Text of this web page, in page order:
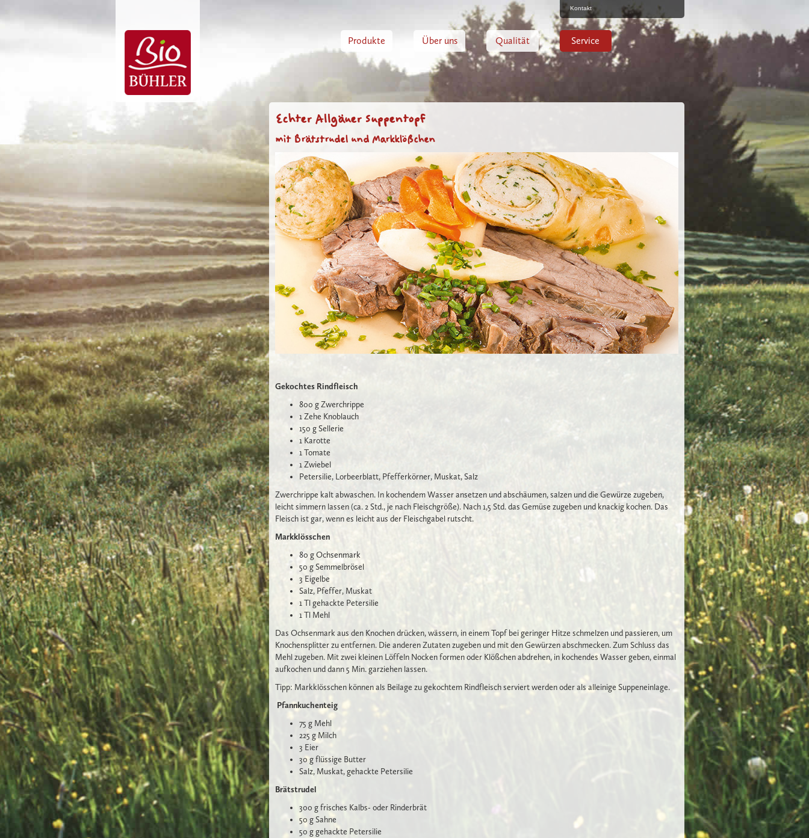
Kontakt
Produkte Über uns Qualität Service
Echter Allgäuer Suppentopf
mit Brätstrudel und Markklößchen
Gekochtes Rindfleisch
800 g Zwerchrippe
1 Zehe Knoblauch
150 g Sellerie
1 Karotte
1 Tomate
1 Zwiebel
Petersilie, Lorbeerblatt, Pfefferkörner, Muskat, Salz
Zwerchrippe kalt abwaschen. In kochendem Wasser ansetzen und abschäumen, salzen und die Gewürze zugeben,
leicht simmern lassen (ca. 2 Std., je nach Fleischgröße). Nach 1,5 Std. das Gemüse zugeben und knackig kochen. Das
Fleisch ist gar, wenn es leicht aus der Fleischgabel rutscht.
Markklösschen
80 g Ochsenmark
50 g Semmelbrösel
3 Eigelbe
Salz, Pfeffer, Muskat
1 Tl gehackte Petersilie
1 Tl Mehl
Das Ochsenmark aus den Knochen drücken, wässern, in einem Topf bei geringer Hitze schmelzen und passieren, um
Knochensplitter zu entfernen. Die anderen Zutaten zugeben und mit den Gewürzen abschmecken. Zum Schluss das
Mehl zugeben. Mit zwei kleinen Löffeln Nocken formen oder Klößchen abdrehen, in kochendes Wasser geben, einmal
aufkochen und dann 5 Min. garziehen lassen.
Tipp: Markklösschen können als Beilage zu gekochtem Rindfleisch serviert werden oder als alleinige Suppeneinlage.
Pfannkuchenteig
75 g Mehl
225 g Milch
3 Eier
30 g flüssige Butter
Salz, Muskat, gehackte Petersilie
Brätstrudel
300 g frisches Kalbs- oder Rinderbrät
50 g Sahne
50 g gehackte Petersilie